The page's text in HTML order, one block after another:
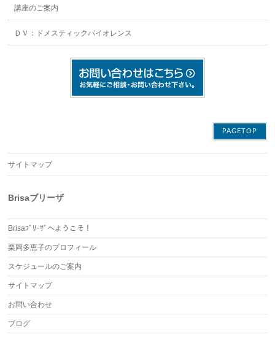
講座のご案内
ＤＶ：ドメスティックバイオレンス
PAGETOP
サイトマップ
Brisaブリーザ
Brisaﾌﾞﾘｰｻﾞへようこそ！
栗岡多恵子のプロフィール
スケジュールのご案内
サイトマップ
お問い合わせ
ブログ